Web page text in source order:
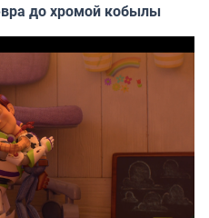
до хромой кобылы